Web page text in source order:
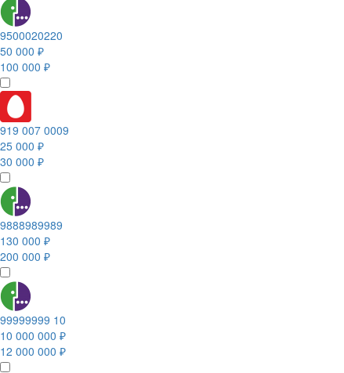
9500020220
50 000 ₽
100 000 ₽
919 007 0009
25 000 ₽
30 000 ₽
9888989989
130 000 ₽
200 000 ₽
99999999 10
10 000 000 ₽
12 000 000 ₽